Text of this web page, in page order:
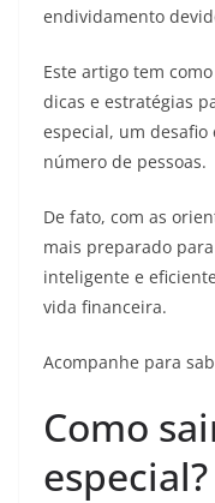
endividamento
Este artigo tem
dicas e estratégias
especial, um
número de pessoas.
De fato, com as
mais preparado
inteligente e
vida financeira.
Acompanhe para
Como
especial?